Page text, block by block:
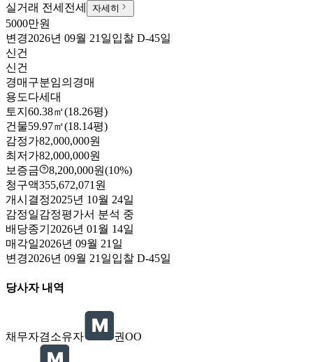
실거래 전세 전세 자세히
5000만원
변경2026년 09월 21일입찰 D-45일
신건
신건
경매구분임의경매
용도다세대
토지 60.38㎡(18.26평)
건물59.97㎡(18.14평)
감정가82,000,000원
최저가82,000,000원
보증금
8,200,000원(10%)
청구액355,672,071원
개시결정2025년 10월 24일
감정일감정평가서 분석 중
배당종기 2026년 01월 14일
매각일2026년 09월 21일
변경2026년 09월 21일입찰 D-45일
당사자 내역
채무자겸소유자 권OO